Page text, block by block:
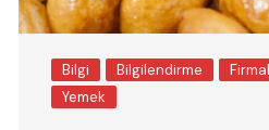
Bilgi Bilgilendirme
Yemek